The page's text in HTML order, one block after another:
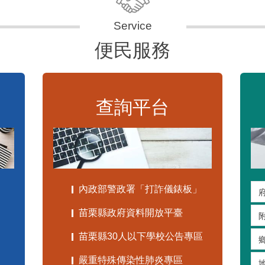
便民服務
查詢平台
內政部警政署「打詐儀錶板」
苗栗縣政府資料開放平臺
苗栗縣30人以下學校公告專區
嚴重特殊傳染性肺炎專區